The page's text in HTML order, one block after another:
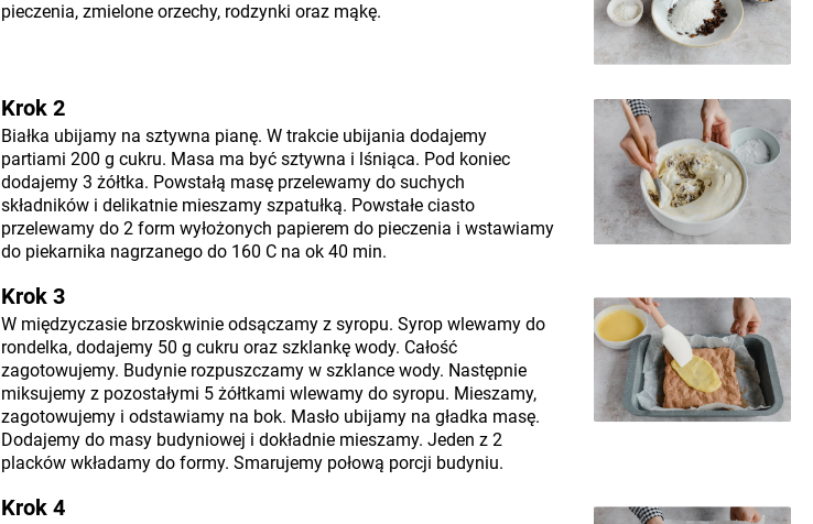
pieczenia, zmielone orzechy, rodzynki oraz mąkę.
Krok 2
Białka ubijamy na sztywna pianę. W trakcie ubijania dodajemy
partiami 200 g cukru. Masa ma być sztywna i lśniąca. Pod koniec
dodajemy 3 żółtka. Powstałą masę przelewamy do suchych
składników i delikatnie mieszamy szpatułką. Powstałe ciasto
przelewamy do 2 form wyłożonych papierem do pieczenia i wstawiamy
do piekarnika nagrzanego do 160 C na ok 40 min.
Krok 3
W międzyczasie brzoskwinie odsączamy z syropu. Syrop wlewamy do
rondelka, dodajemy 50 g cukru oraz szklankę wody. Całość
zagotowujemy. Budynie rozpuszczamy w szklance wody. Następnie
miksujemy z pozostałymi 5 żółtkami wlewamy do syropu. Mieszamy,
zagotowujemy i odstawiamy na bok. Masło ubijamy na gładka masę.
Dodajemy do masy budyniowej i dokładnie mieszamy. Jeden z 2
placków wkładamy do formy. Smarujemy połową porcji budyniu.
Krok 4